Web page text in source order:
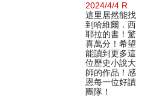
2024/4/4 R
這里居然能找
到哈維爾．西
耶拉的書！驚
喜萬分！希望
能讀到更多這
位歷史小說大
師的作品！感
恩每一位好讀
團隊！